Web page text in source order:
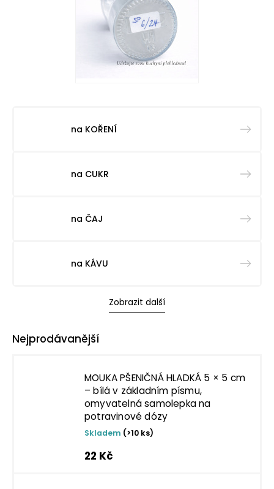
na KOŘENÍ
na CUKR
na ČAJ
na KÁVU
Zobrazit další
Nejprodávanější
MOUKA PŠENIČNÁ HLADKÁ 5 × 5 cm
– bílá v základním písmu,
omyvatelná samolepka na
potravinové dózy
Skladem (>10 ks)
22 Kč